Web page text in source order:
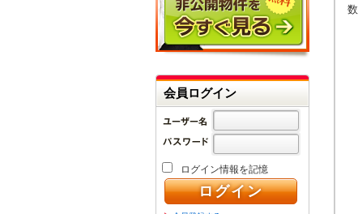
会員ログイン
ログイン情報を記憶